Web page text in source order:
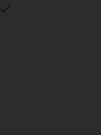
check